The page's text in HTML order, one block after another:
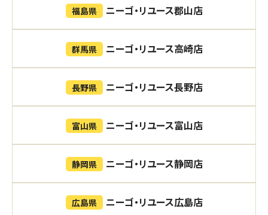
福島県 ニーゴ・リユース郡山店
群馬県 ニーゴ・リユース高崎店
長野県 ニーゴ・リユース長野店
富山県 ニーゴ・リユース富山店
静岡県 ニーゴ・リユース静岡店
広島県 ニーゴ・リユース広島店